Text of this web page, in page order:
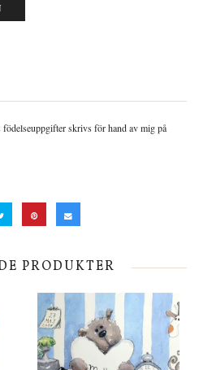
skrivs för hand av mig på
PRODUKTER